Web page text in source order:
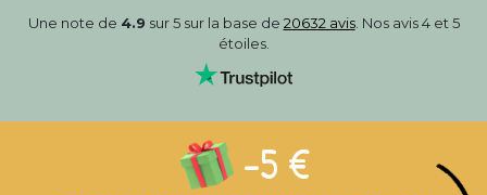
Une note de 4.9 sur 5 sur la base de 20632 avis. Nos avis 4 et 5
étoiles.
-5 €